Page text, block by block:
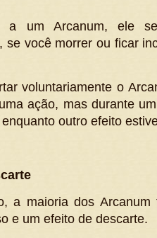
um Arcanum, ele
se você morrer ou ficar
voluntariamente o
ação, mas durante
outro efeito
a maioria dos Arcanum
e um efeito de descarte.